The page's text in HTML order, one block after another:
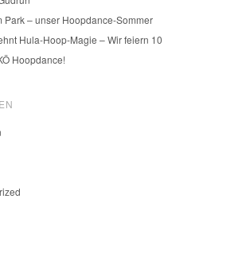
Park – unser Hoopdance-Sommer
Hula-Hoop-Magie – Wir feiern 10
Hoopdance!